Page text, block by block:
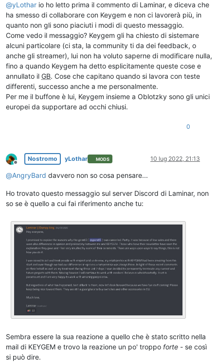
@yLothar io ho letto prima il commento di Laminar, e diceva che
ha smesso di collaborare con Keygem e non ci lavorerà più, in
quanto non gli sono piaciuti i modi di questo messaggio.
Come vedo il messaggio? Keygem gli ha chiesto di sistemare
alcuni particolare (ci sta, la community ti da dei feedback, o
anche gli streamer), lui non ha voluto saperne di modificare nulla,
fino a quando Keygem ha detto esplicitamente queste cose e
annullato il GB. Cose che capitano quando si lavora con teste
differenti, successo anche a me personalmente.
Per me il buffone è lui, Keygem insieme a Oblotzky sono gli unici
europei da supportare ad occhi chiusi.
0
Non in linea
Nostromo yLothar MODS 10 lug 2022, 21:13
@AngryBard davvero non so cosa pensare...
Ho trovato questo messaggio sul server Discord di Laminar, non
so se è quello a cui fai riferimento anche tu:
Sembra essere la sua reazione a quello che è stato scritto nella
mail di KEYGEM e trovo la reazione un po' troppo forte - se così
si può dire.